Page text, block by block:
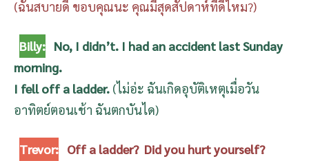
(ฉันสบายดี ขอบคุณนะ คุณมีสุดสัปดาห์ที่ดีไหม?)
Billy: No, I didn’t. I had an accident last Sunday
morning.
I fell off a ladder. (ไม่อ่ะ ฉันเกิดอุบัติเหตุเมื่อวัน
อาทิตย์ตอนเช้า ฉันตกบันได)
Trevor: Off a ladder? Did you hurt yourself?